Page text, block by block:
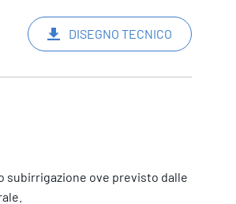
DISEGNO TECNICO
subirrigazione ove previsto dalle